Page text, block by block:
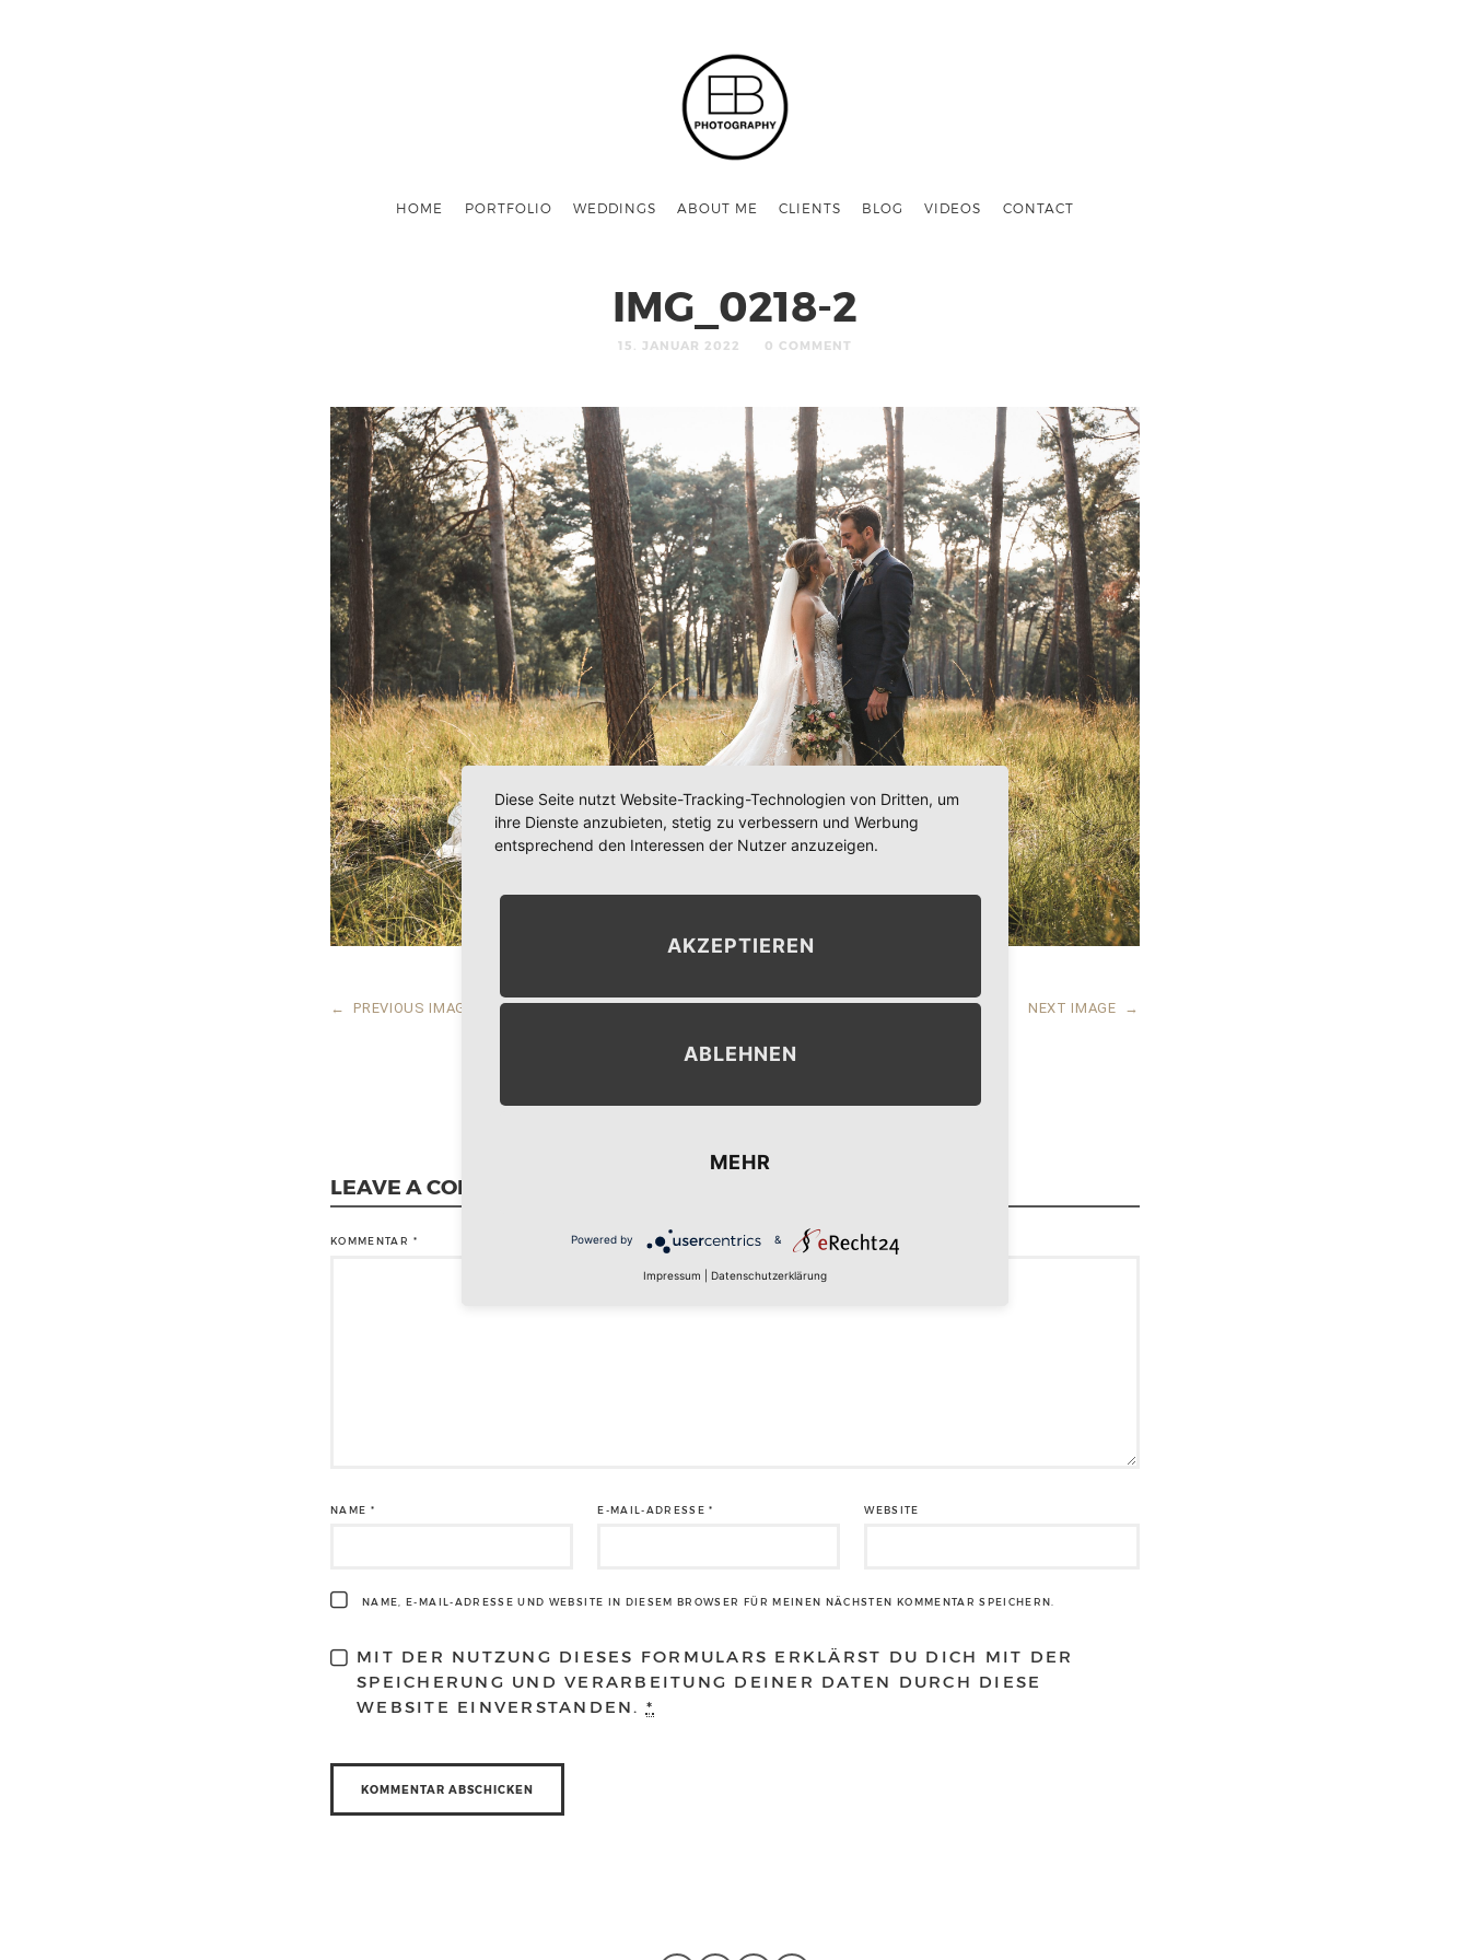
HOME PORTFOLIO WEDDINGS ABOUT ME CLIENTS BLOG VIDEOS CONTACT
IMG_0218-2
15. JANUAR 2022 0 COMMENT
← PREVIOUS IMAGE NEXT IMAGE →
LEAVE A COMMENT
KOMMENTAR *
NAME * E-MAIL-ADRESSE* WEBSITE
NAME, E-MAIL-ADRESSE UND WEBSITE IN DIESEM BROWSER FÜR MEINEN NÄCHSTEN KOMMENTAR SPEICHERN.
MIT DER NUTZUNG DIESES FORMULARS ERKLÄRST DU DICH MIT DER
SPEICHERUNG UND VERARBEITUNG DEINER DATEN DURCH DIESE
WEBSITE EINVERSTANDEN. *
Diese Seite nutzt Website-Tracking-Technologien von Dritten, um
ihre Dienste anzubieten, stetig zu verbessern und Werbung
entsprechend den Interessen der Nutzer anzuzeigen.
AKZEPTIEREN
ABLEHNEN
MEHR
Powered by &
Impressum Datenschutzerklärung